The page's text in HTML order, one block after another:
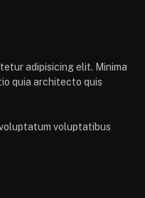
adipisicing elit. Minima
quia architecto quis
voluptatibus